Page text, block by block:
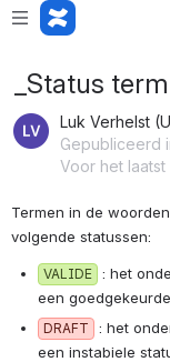
_Status term
Luk Verhelst
Gepubliceerd
Voor het laatst
Termen in de
volgende statussen:
VALIDE : het
een
DRAFT
: het
een instabiele